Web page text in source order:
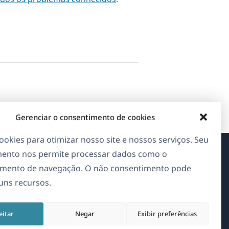
Gerenciar o consentimento de cookies
para otimizar nosso site e nossos serviços. Seu
nos permite processar dados como o
de navegação. O não consentimento pode
recursos.
Negar Exibir preferências
Sobre o WPML
GDPR & Política de Privacidade
em